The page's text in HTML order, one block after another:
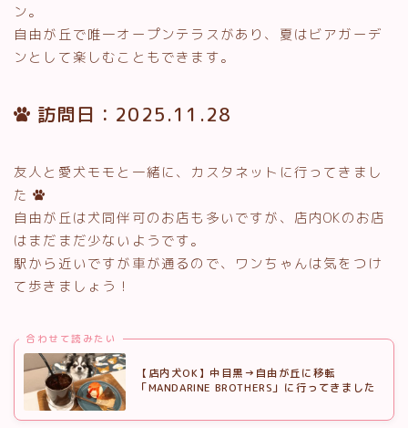
ン。
自由が丘で唯一オープンテラスがあり、夏はビアガーデ
ンとして楽しむこともできます。
訪問日：2025.11.28
友人と愛犬モモと一緒に、カスタネットに行ってきまし
た
自由が丘は犬同伴可のお店も多いですが、店内OKのお店
はまだまだ少ないようです。
駅から近いですが車が通るので、ワンちゃんは気をつけ
て歩きましょう！
合わせて読みたい
【店内犬OK】中目黒→自由が丘に移転
「MANDARINE BROTHERS」に行ってきました